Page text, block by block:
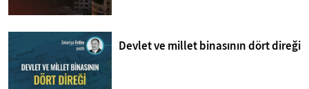
Devlet ve millet binasının dört direği